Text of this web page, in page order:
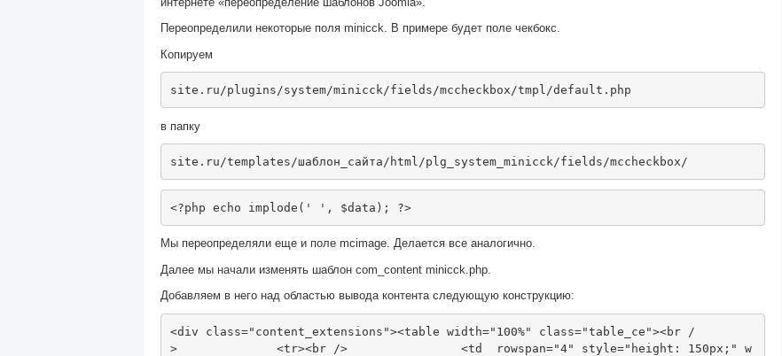
Переопределили некоторые поля minicck. В примере будет поле чекбокс.
Копируем
site . ru/plugins/system/minicck/fields/mccheckbox/tmpl/default . php
в папку
site . ru/templates/шаблон сайта/ html/plg_system_minicck/fields/mccheckbox/
<?php echo implode ( ' ' , $data ); ?>
Мы переопределяли еще и поле mcimage. Делается все аналогично.
Далее мы начали изменять шаблон com_content minicck.php.
Добавляем в него над областью вывода контента следующую конструкцию:
<div class="content_extensions"><table width="100%" class="table_ce"><br
/
>
<tr><br /> <td rowspan="4" style=" height : 150px ; "
w